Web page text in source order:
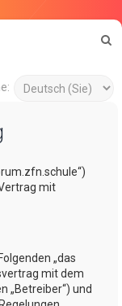
mit
„das
mit dem
„Betreiber“) und